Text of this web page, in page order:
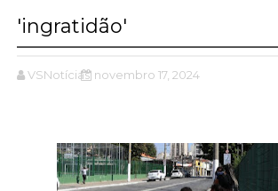
'ingratidão'
VSNotícias novembro 17, 2024